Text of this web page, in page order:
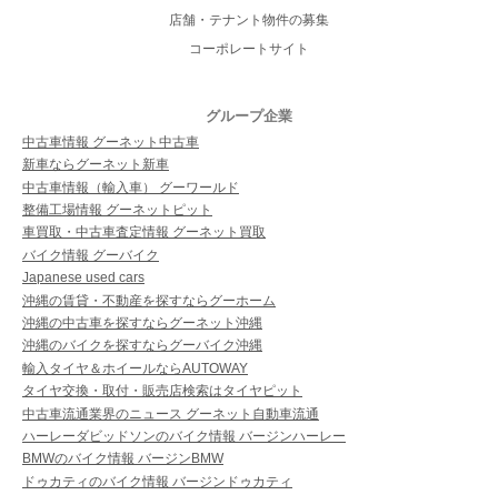
店舗・テナント物件の募集
コーポレートサイト
グループ企業
中古車情報 グーネット中古車
新車ならグーネット新車
中古車情報（輸入車） グーワールド
整備工場情報 グーネットピット
車買取・中古車査定情報 グーネット買取
バイク情報 グーバイク
Japanese used cars
沖縄の賃貸・不動産を探すならグーホーム
沖縄の中古車を探すならグーネット沖縄
沖縄のバイクを探すならグーバイク沖縄
輸入タイヤ＆ホイールならAUTOWAY
タイヤ交換・取付・販売店検索はタイヤピット
中古車流通業界のニュース グーネット自動車流通
ハーレーダビッドソンのバイク情報 バージンハーレー
BMWのバイク情報 バージンBMW
ドゥカティのバイク情報 バージンドゥカティ